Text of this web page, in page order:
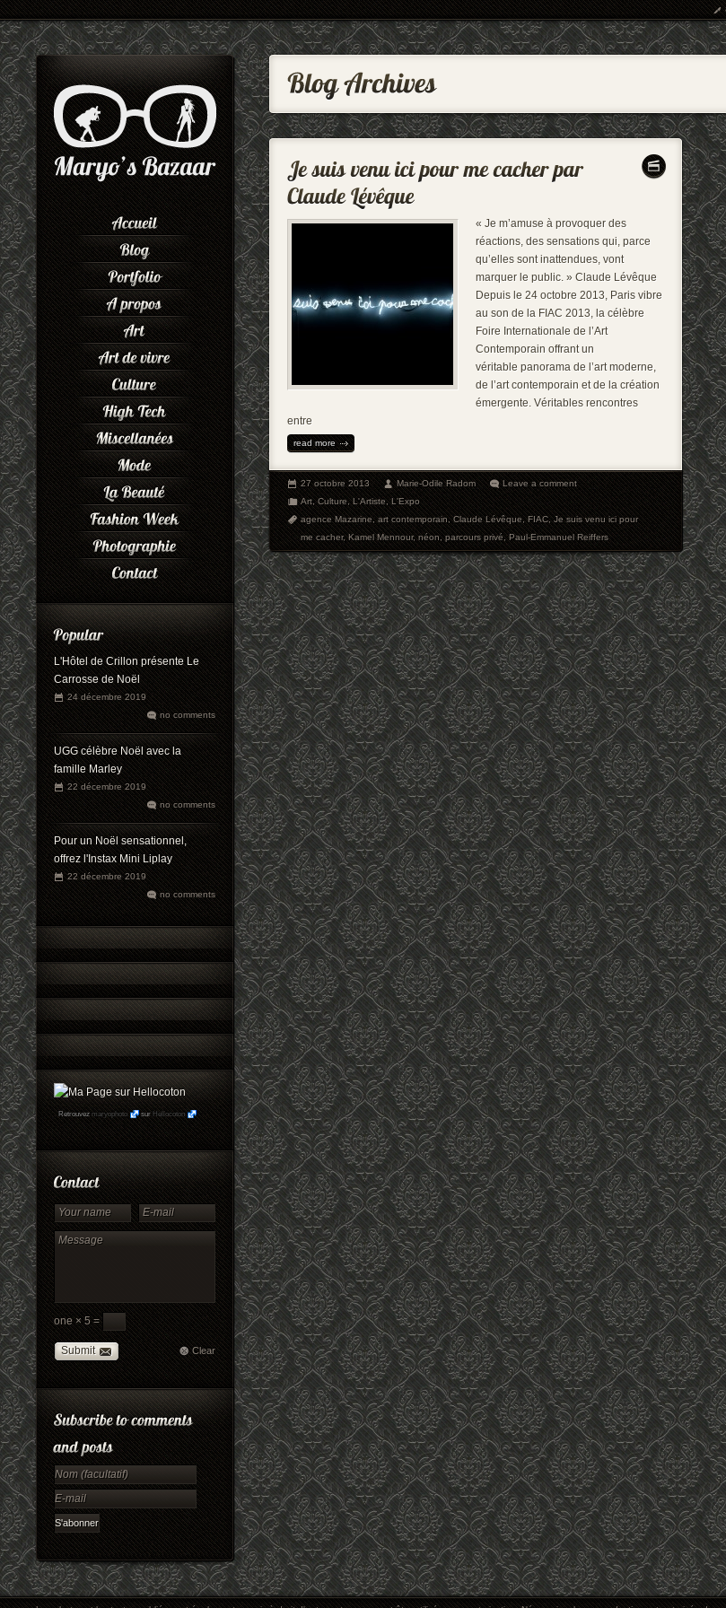
L'Hôtel de Crillon présente Le
Carrosse de Noël
24 décembre 2019
no comments
UGG célèbre Noël avec la
famille Marley
22 décembre 2019
no comments
Pour un Noël sensationnel,
offrez l'Instax Mini Liplay
22 décembre 2019
no comments
Retrouvez maryophoto sur Hellocoton
one × 5 =
Submit Clear
« Je m’amuse à provoquer des
réactions, des sensations qui, parce
qu’elles sont inattendues, vont
marquer le public. » Claude Lévêque
Depuis le 24 octobre 2013, Paris vibre
au son de la FIAC 2013, la célèbre
Foire Internationale de l’Art
Contemporain offrant un
véritable panorama de l’art moderne,
de l’art contemporain et de la création
émergente. Véritables rencontres
entre
read more
27 octobre 2013 Marie-Odile Radom
Leave a comment
Art,Culture,L'Artiste,L'Expo
agence Mazarine,art contemporain,Claude Lévêque,FIAC,Je suis venu ici pour
me cacher,Kamel Mennour,néon,parcours privé,Paul-Emmanuel Reiffers